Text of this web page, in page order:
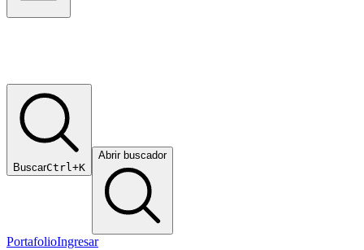
BuscarCtrl+K
Abrir buscador
PortafolioIngresar